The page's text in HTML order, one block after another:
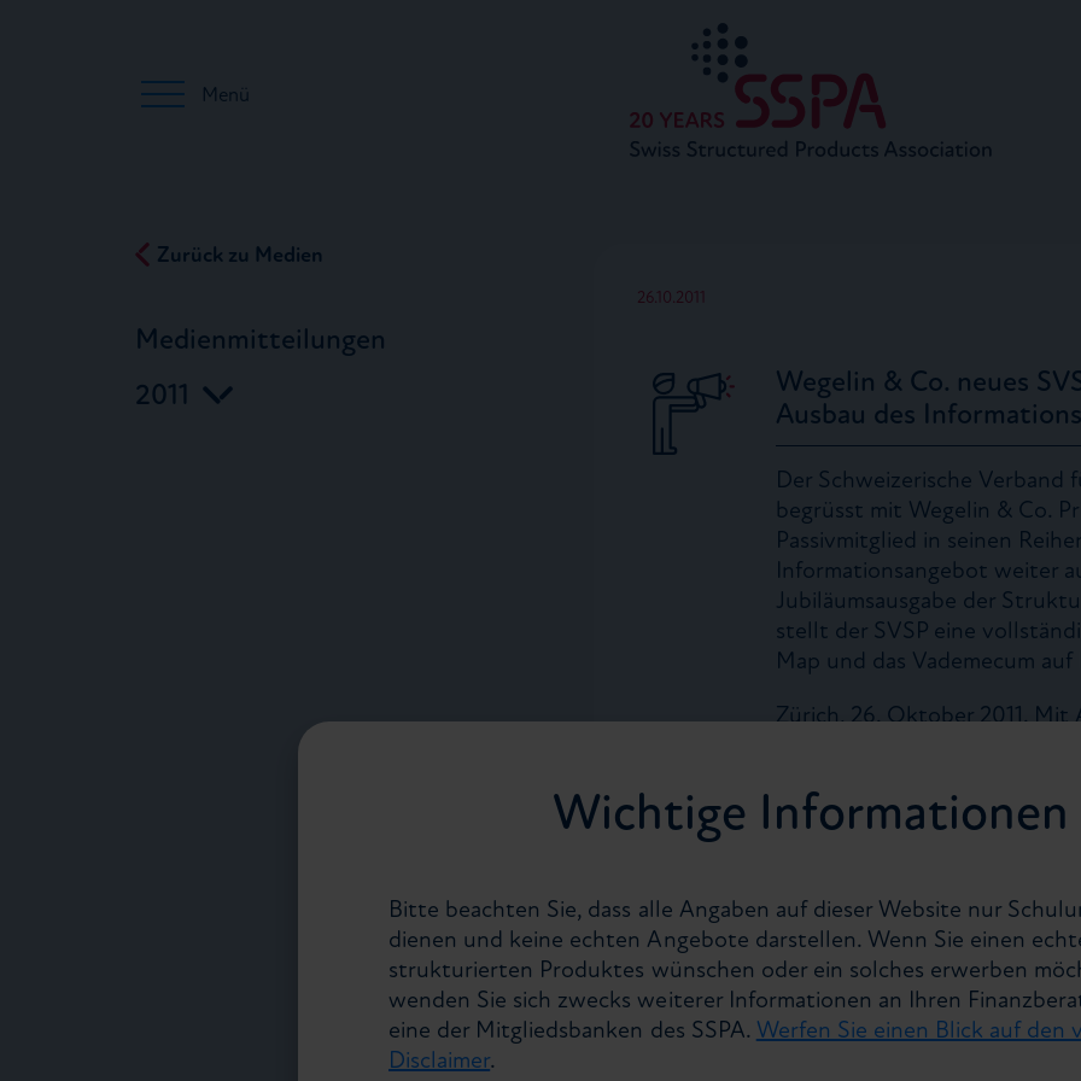
Menü
Zurück zu Medien
Medienmitteilungen
2011
26.10.2011
Wegelin & Co. neues
Ausbau des
Der Schweizerische
begrüsst mit Wegelin & Co.
Passivmitglied in seinen
Informationsangebot weiter
Jubiläumsausgabe der
stellt der SVSP eine
Map und das Vademecum
Zürich, 26. Oktober 2011.
Privatbankiers, der ältesten
setzt der SVSP seine
weiter fort. Patrik
Handel von Wegelin & Co.
Beitritt wie folgt:
Aspekt der modernen
zählt mit zu den ersten und
der Strukturierten
wir den SVSP in seinen
Schweizer Marktes für
Engagement zur Stärkung
Wichtige Informationen
Bitte beachten Sie, dass alle Angaben auf dieser Website nur
dienen und keine echten Angebote darstellen. Wenn Sie einen
strukturierten Produktes wünschen oder ein solches erwerben
wenden Sie sich zwecks weiterer Informationen an Ihren
eine der Mitgliedsbanken des SSPA. Werfen Sie einen Blick auf den
Disclaimer.